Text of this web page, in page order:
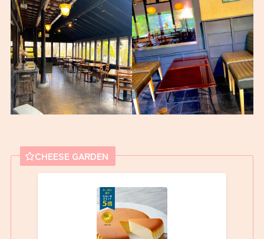
CHEESE GARDEN